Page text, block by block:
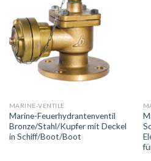
MARINE-VENTILE
Marine-Feuerhydrantenventil
Bronze/Stahl/Kupfer mit Deckel
in Schiff/Boot/Boot